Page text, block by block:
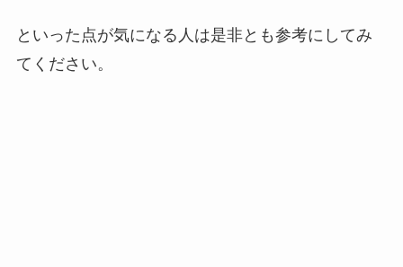
といった点が気になる人は是非とも参考にしてみ
てください。